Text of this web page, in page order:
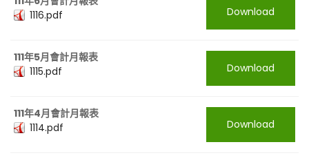
1116.pdf
Download
111年5月會計月報表
1115.pdf
Download
111年4月會計月報表
1114.pdf
Download